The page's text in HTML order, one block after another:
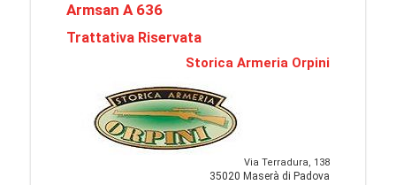
Armsan A 636
Trattativa Riservata
Storica Armeria Orpini
Via Terradura, 138
35020 Maserà di Padova